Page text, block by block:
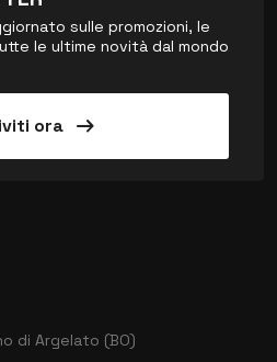
sulle promozioni, le
le ultime novità dal mondo
ora arrow_right_alt
di Argelato (BO)